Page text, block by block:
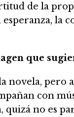
de la
la
que
novela, pero
con
no es